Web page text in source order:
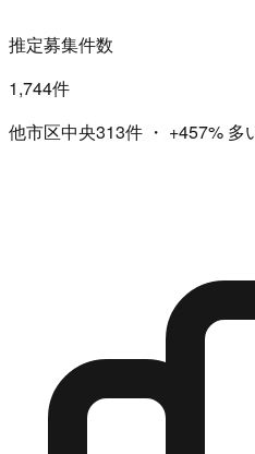
推定募集件数
1,744件
他市区中央313件 ・ +457% 多